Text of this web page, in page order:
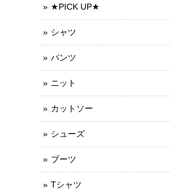
★PICK UP★
シャツ
パンツ
ニット
カットソー
シューズ
ブーツ
Tシャツ